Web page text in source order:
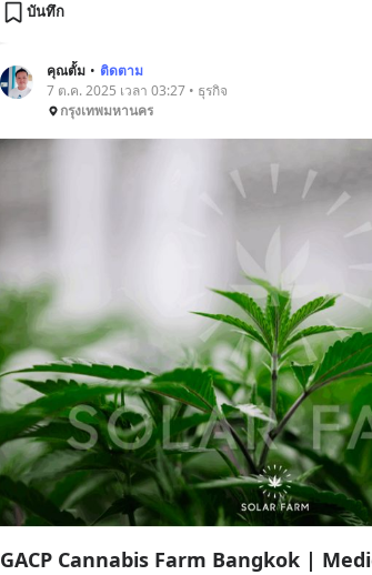
บันทึก
คุณตั้ม • ติดตาม
7 ต.ค. 2025 เวลา 03:27 • ธุรกิจ
กรุงเทพมหานคร
GACP Cannabis Farm Bangkok |